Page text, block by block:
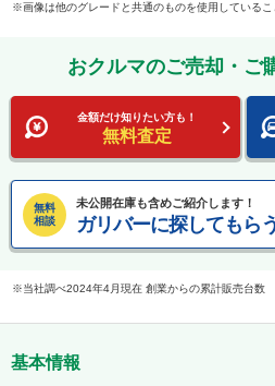
画像は他のグレードと共通のものを使用しているこ
おクルマのご売却・ご
金額だけ知りたい方も！
無料査定
無料
相談
未公開在庫も含めご紹介します！
ガリバーに探してもらう
当社調べ2024年4月現在 創業からの累計販売台数
基本情報